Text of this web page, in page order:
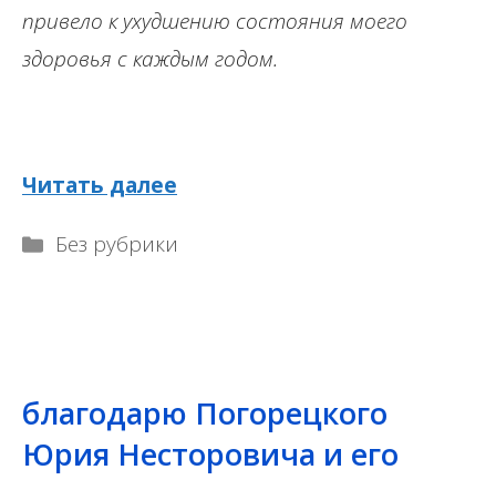
привело к ухудшению состояния моего
здоровья с каждым годом.
Читать далее
Рубрики
Без рубрики
благодарю Погорецкого
Юрия Несторовича и его